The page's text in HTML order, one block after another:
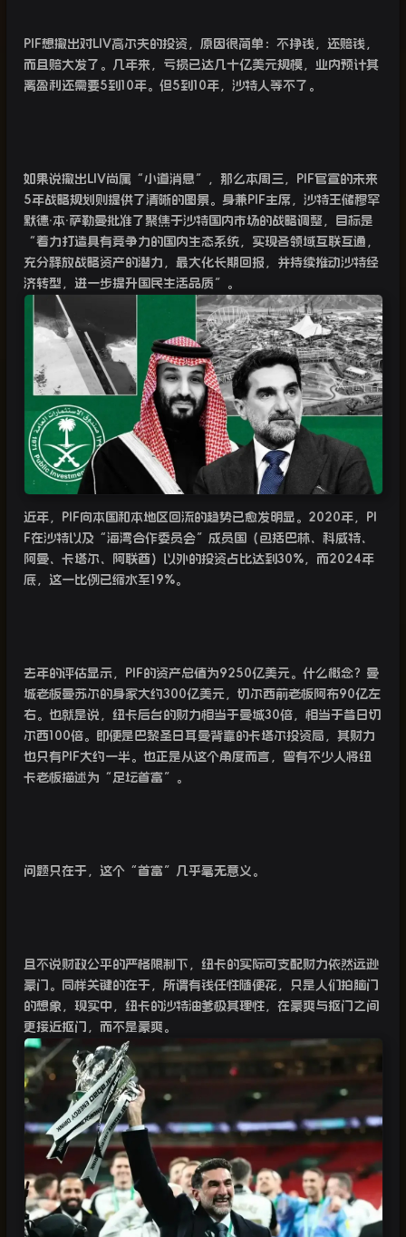
PIF想撤出对LIV高尔夫的投资，原因很简单：不挣钱，还赔钱，
而且赔大发了。几年来，亏损已达几十亿美元规模，业内预计其
离盈利还需要5到 10年。但5到 10年，沙特人等不了。
如果说撤出 LIV尚属“小道消息”，那么本周三， PIF官宣的未来
5年战略规划则提供了清晰的图景。身兼 PIF主席，沙特王储穆罕
默德·本·萨勒曼批准了聚焦于沙特国内市场的战略调整，目标是
“着力打造具有竞争力的国内生态系统，实现各领域互联互通，
充分释放战略资产的潜力，最大化长期回报，并持续推动沙特经
济转型，进一步提升国民生活品质”。
近年， PIF向本国和本地区回流的趋势已愈发明显。 2020年，
PI
F在沙特以及“海湾合作委员会”成员国（包括巴林、科威特、
阿曼、卡塔尔、阿联酋）以外的投资占比达到30%，而2024年
底，这一比例已缩水至19%。
去年的评估显示， PIF的资产总值为9250亿美元。什么概念？曼
城老板曼苏尔的身家大约300亿美元，切尔西前老板阿布90亿左
右。也就是说，纽卡后台的财力相当于曼城30倍，相当于昔日切
尔西100倍。即便是巴黎圣日耳曼背靠的卡塔尔投资局，其财力
也只有 PIF大约一半。也正是从这个角度而言，曾有不少人将纽
卡老板描述为“足坛首富”。
问题只在于，这个“首富”几乎毫无意义。
且不说财政公平的严格限制下，纽卡的实际可支配财力依然远逊
豪门。同样关键的在于，所谓有钱任性随便花，只是人们拍脑门
的想象，现实中，纽卡的沙特油爹极其理性，在豪爽与抠门之间
更接近抠门，而不是豪爽。